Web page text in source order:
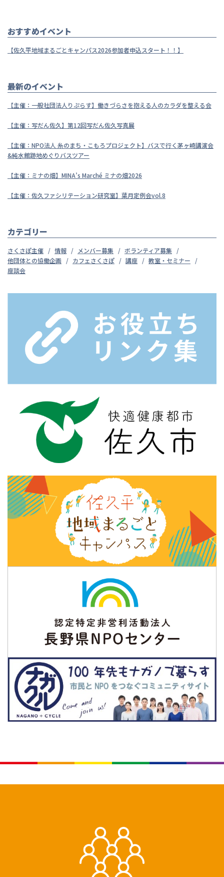
おすすめイベント
【佐久平地域まるごとキャンパス2026参加者申込スタート！！】
最新のイベント
【主催：一般社団法人りぷらす】働きづらさを抱える人のカラダを整える会
【主催：写だん佐久】第12回写だん佐久写真展
【主催：NPO法人 糸のまち・こもろプロジェクト】バスで行く茅ヶ崎講演会
&純水館跡地めぐりバスツアー
【主催：ミナの畑】MINA’s Marché ミナの畑2026
【主催：佐久ファシリテーション研究室】葉月定例会vol.8
カテゴリー
さくさぽ主催 情報 メンバー募集
ボランティア募集
他団体との協働企画
カフェさくさぽ 講座
教室・セミナー
座談会